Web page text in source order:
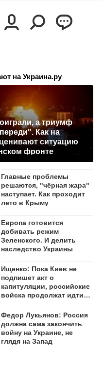
на Украина.ру
а триумф
Как на
ситуацию
фронте
Главные проблемы
решаются, "чёрная жара"
наступает. Как проходит
лето в Крыму
Европа готовится
добивать режим
Зеленского. И делить
наследство Украины
Ищенко: Пока Киев не
подпишет акт о
капитуляции, российские
войска продолжат идти
Федор Лукьянов: Россия
должна сама закончить
войну на Украине, не
глядя на Запад